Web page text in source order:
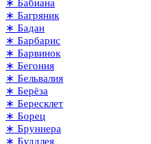
∗ Бабиана
∗ Багряник
∗ Бадан
∗ Барбарис
∗ Барвинок
∗ Бегония
∗ Бельвалия
∗ Берёза
∗ Бересклет
∗ Борец
∗ Бруннера
∗ Буддлея